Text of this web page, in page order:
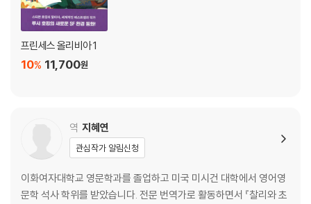
프린세스 올리비아 1
11,700원
10%
역 지혜연
관심작가 알림신청
이화여자대학교 영문학과를 졸업하고 미국 미시건 대학에서 영어영
문학 석사 학위를 받았습니다. 전문 번역가로 활동하면서 『찰리와 초